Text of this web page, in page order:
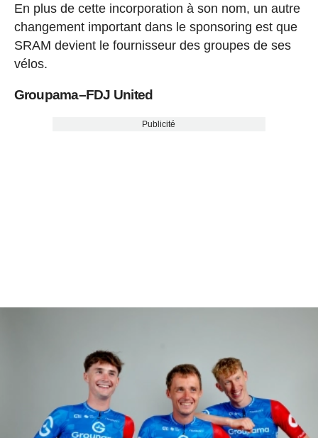
En plus de cette incorporation à son nom, un autre
changement important dans le sponsoring est que
SRAM devient le fournisseur des groupes de ses
vélos.
Groupama–FDJ United
Publicité